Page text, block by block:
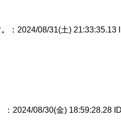
：2024/08/31(土) 21:33:35.13
：2024/08/30(金) 18:59:28.28